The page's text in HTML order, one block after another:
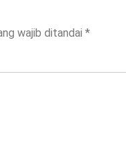
wajib ditandai *